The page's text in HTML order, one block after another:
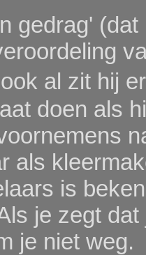
gedrag'
al zit hij
doen als
als
is
je zegt
je niet weg.